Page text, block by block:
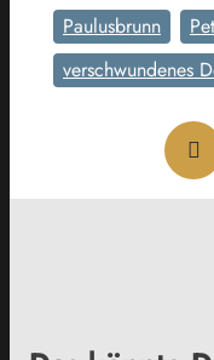
Paulusbrunn
verschwundenes